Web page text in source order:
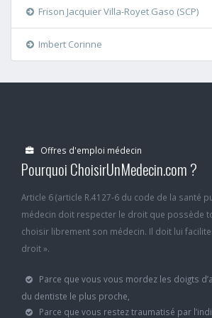
Frison Jacquier Villa-Royet Gaso (SCP)
Imbert Corinne
Offres d'emploi médecin
Pourquoi ChoisirUnMedecin.com ?
Article 6 (article R.4127-6 du code de la santé
médecin doit respecter le droit que possède
choisir librement son médecin. Il doit lui
droit ».
Parce que vous vous mordez les doigts
du dentiste le plus proche,
Parce que vous restez traumatisé par